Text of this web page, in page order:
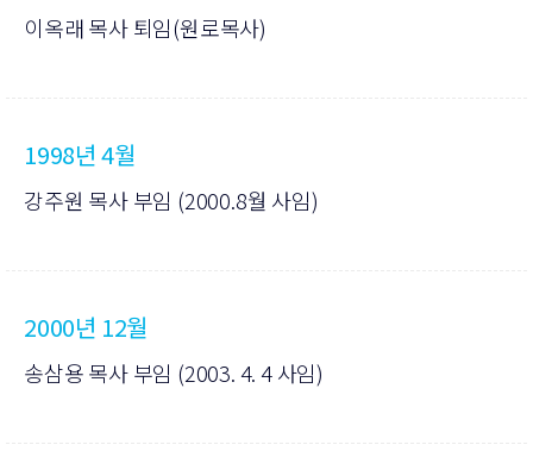
이옥래 목사 퇴임(원로목사)
1998년 4월
강주원 목사 부임 (2000.8월 사임)
2000년 12월
송삼용 목사 부임 (2003. 4. 4 사임)